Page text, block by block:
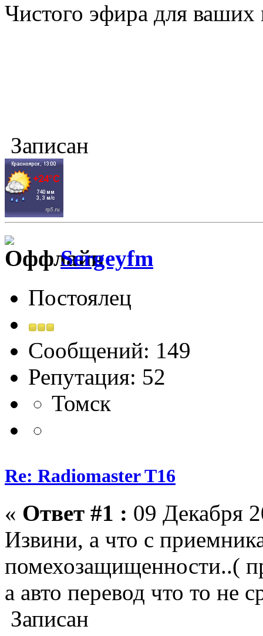
Чистого эфира для
Записан
Sergeyfm
Постоялец
Сообщений: 149
Репутация: 52
Томск
Re: Radiomaster T16
« Ответ #1 : 09 Декабря
Извини, а что с
помехозащищенности..(
а авто перевод что то не
Записан